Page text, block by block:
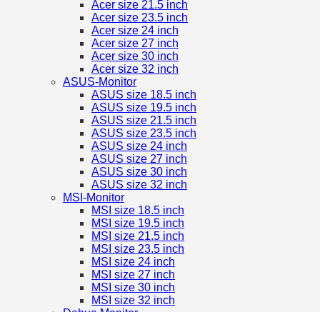
Acer size 21.5 inch
Acer size 23.5 inch
Acer size 24 inch
Acer size 27 inch
Acer size 30 inch
Acer size 32 inch
ASUS-Monitor
ASUS size 18.5 inch
ASUS size 19.5 inch
ASUS size 21.5 inch
ASUS size 23.5 inch
ASUS size 24 inch
ASUS size 27 inch
ASUS size 30 inch
ASUS size 32 inch
MSI-Monitor
MSI size 18.5 inch
MSI size 19.5 inch
MSI size 21.5 inch
MSI size 23.5 inch
MSI size 24 inch
MSI size 27 inch
MSI size 30 inch
MSI size 32 inch